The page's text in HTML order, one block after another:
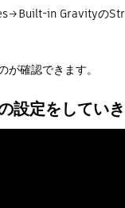
in Gravityの
が確認できます。
設定をしていき